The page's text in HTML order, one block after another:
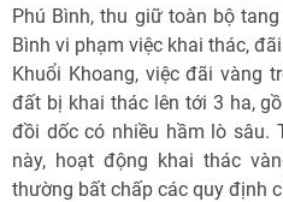
Phú Bình, thu giữ toàn bộ
Bình vi phạm việc khai thác,
Khuổi Khoang, việc đãi vàng
đất bị khai thác lên tới 3 ha,
đồi dốc có nhiều hầm lò sâu.
này, hoạt động khai thác
thường bất chấp các quy định